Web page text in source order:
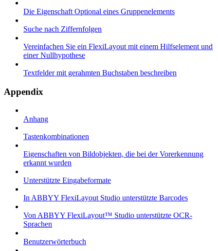
Die Eigenschaft Optional eines Gruppenelements
Suche nach Ziffernfolgen
Vereinfachen Sie ein FlexiLayout mit einem Hilfselement und
einer Nullhypothese
Textfelder mit gerahmten Buchstaben beschreiben
Appendix
Anhang
Tastenkombinationen
Eigenschaften von Bildobjekten, die bei der Vorerkennung
erkannt wurden
Unterstützte Eingabeformate
In ABBYY FlexiLayout Studio unterstützte Barcodes
Von ABBYY FlexiLayout™ Studio unterstützte OCR-
Sprachen
Benutzerwörterbuch